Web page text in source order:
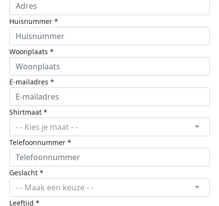
Huisnummer *
Woonplaats *
E-mailadres *
Shirtmaat *
- - Kies je maat - -
Telefoonnummer *
Geslacht *
- - Maak een keuze - -
Leeftijd *